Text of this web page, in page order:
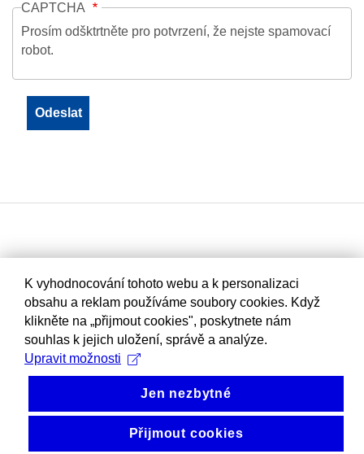
CAPTCHA
Prosím odšktrtněte pro potvrzení, že nejste spamovací
robot.
K vyhodnocování tohoto webu a k personalizaci
obsahu a reklam používáme soubory cookies. Když
klikněte na „přijmout cookies", poskytnete nám
souhlas k jejich uložení, správě a analýze.
Upravit možnosti
Jen nezbytné
Přijmout cookies